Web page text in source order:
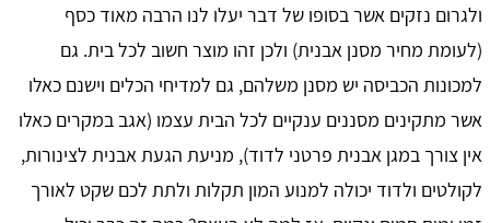
ולגרום נזקים אשר בסופו של דבר יעלו לנו הרבה מאוד כסף
(לעומת מחיר מסנן אבנית) ולכן זהו מוצר חשוב לכל בית. גם
למכונות הכביסה יש מסנן משלהם, גם למדיחי הכלים וישנם כאלו
אשר מתקינים מסננים ענקיים לכל הבית עצמו (אגב במקרים כאלו
אין צורך במגן אבנית פרטני לדוד), מניעת הגעת אבנית לצינורות,
לקולטים ולדוד יכולה למנוע המון תקלות ולתת לכם שקט לאורך